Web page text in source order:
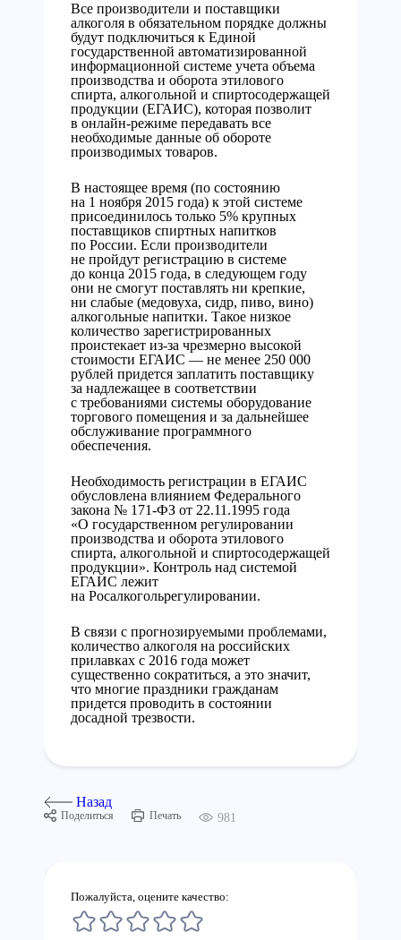
Все производители и поставщики
алкоголя в обязательном порядке должны
будут подключиться к Единой
государственной автоматизированной
информационной системе учета объема
производства и оборота этилового
спирта, алкогольной и спиртосодержащей
продукции (ЕГАИС), которая позволит
в онлайн-режиме передавать все
необходимые данные об обороте
производимых товаров.
В настоящее время (по состоянию
на 1 ноября 2015 года) к этой системе
присоединилось только 5% крупных
поставщиков спиртных напитков
по России. Если производители
не пройдут регистрацию в системе
до конца 2015 года, в следующем году
они не смогут поставлять ни крепкие,
ни слабые (медовуха, сидр, пиво, вино)
алкогольные напитки. Такое низкое
количество зарегистрированных
проистекает из-за чрезмерно высокой
стоимости ЕГАИС — не менее 250 000
рублей придется заплатить поставщику
за надлежащее в соответствии
с требованиями системы оборудование
торгового помещения и за дальнейшее
обслуживание программного
обеспечения.
Необходимость регистрации в ЕГАИС
обусловлена влиянием Федерального
закона № 171-ФЗ от 22.11.1995 года
«О государственном регулировании
производства и оборота этилового
спирта, алкогольной и спиртосодержащей
продукции». Контроль над системой
ЕГАИС лежит
на Росалкогольрегулировании.
В связи с прогнозируемыми проблемами,
количество алкоголя на российских
прилавках с 2016 года может
существенно сократиться, а это значит,
что многие праздники гражданам
придется проводить в состоянии
досадной трезвости.
Назад
Поделиться Печать 981
Пожалуйста, оцените качество: